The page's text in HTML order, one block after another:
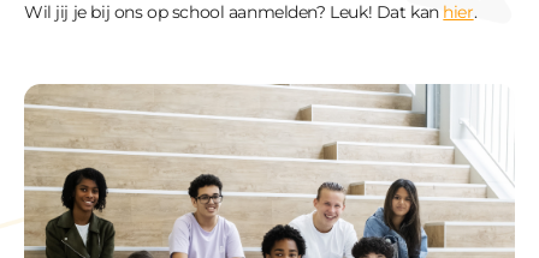
Wil jij je bij ons op school aanmelden? Leuk! Dat kan hier.